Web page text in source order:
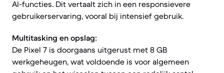
AI-functies. Dit vertaalt zich in een responsievere
gebruikerservaring, vooral bij intensief gebruik.
Multitasking en opslag:
De Pixel 7 is doorgaans uitgerust met 8 GB
werkgeheugen, wat voldoende is voor algemeen